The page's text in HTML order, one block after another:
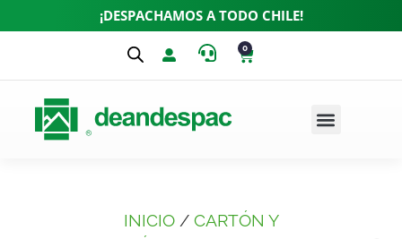
¡DESPACHAMOS A TODO CHILE!
0
INICIO/ CARTÓN Y